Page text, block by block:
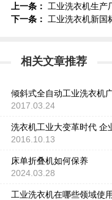
上一条：
工业洗衣机生产
下一条：
工业洗衣机新国
相关文章推荐
倾斜式全自动工业洗衣机
2017.03.24
洗衣机工业大变革时代 企
2016.10.13
床单折叠机如何保养
2024.03.28
工业洗衣机在哪些领域使